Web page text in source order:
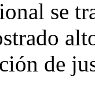
se
de